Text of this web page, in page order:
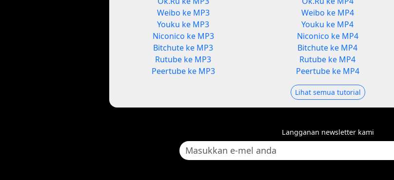
Weibo ke MP3
Youku ke MP3
Niconico ke MP3
Bitchute ke MP3
Rutube ke MP3
Peertube ke MP3
Weibo ke MP4
Youku ke MP4
Niconico ke MP4
Bitchute ke MP4
Rutube ke MP4
Peertube ke MP4
Lihat semua tutorial
Langganan newsletter kami